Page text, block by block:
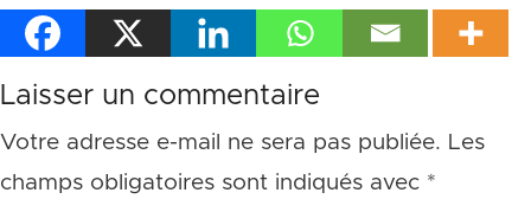
Laisser un commentaire
Votre adresse e-mail ne sera pas publiée. Les
champs obligatoires sont indiqués avec *